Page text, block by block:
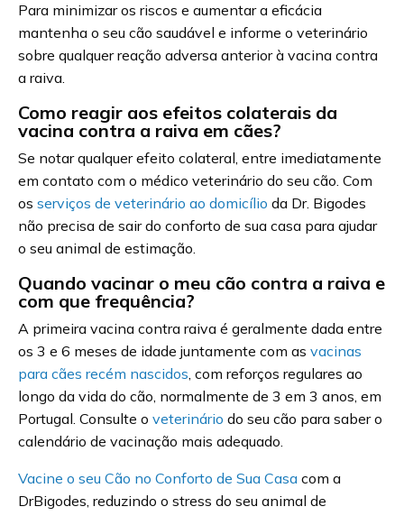
Para minimizar os riscos e aumentar a eficácia
mantenha o seu cão saudável e informe o veterinário
sobre qualquer reação adversa anterior à vacina contra
a raiva.
Como reagir aos efeitos colaterais da
vacina contra a raiva em cães?
Se notar qualquer efeito colateral, entre imediatamente
em contato com o médico veterinário do seu cão. Com
os serviços de veterinário ao domicílio da Dr. Bigodes
não precisa de sair do conforto de sua casa para ajudar
o seu animal de estimação.
Quando vacinar o meu cão contra a raiva e
com que frequência?
A primeira vacina contra raiva é geralmente dada entre
os 3 e 6 meses de idade juntamente com as vacinas
para cães recém nascidos, com reforços regulares ao
longo da vida do cão, normalmente de 3 em 3 anos, em
Portugal. Consulte o veterinário do seu cão para saber o
calendário de vacinação mais adequado.
Vacine o seu Cão no Conforto de Sua Casa com a
DrBigodes, reduzindo o stress do seu animal de